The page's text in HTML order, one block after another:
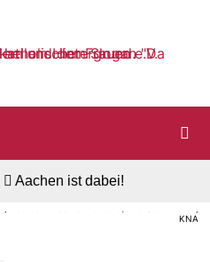
Aachen ist dabei!
KNA